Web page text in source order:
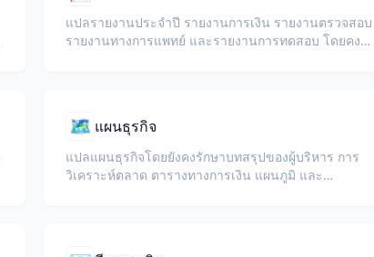
แปลรายงานประจำปี รายงานการเงิน รายงานตรวจสอบ
รายงานทางการแพทย์ และรายงานการทดสอบ โดยคง
🗺️ แผนธุรกิจ
แปลแผนธุรกิจโดยยังคงรักษาบทสรุปของผู้บริหาร การ
วิเคราะห์ตลาด ตารางทางการเงิน แผนภูมิ และ